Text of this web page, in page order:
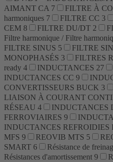
AIMANT CA 7 FILTRE À
harmoniques 7 FILTRE CC 3
CEM 8 FILTRE DU/DT 2
Filtre harmonique / Filtre
FILTRE SINUS 5 FILTRE
MONOPHASÉS 3 FILTRES
ready 4 INDUCTANCES 27
INDUCTANCES CC 9
CONVERTISSEURS BUCK 3
LIAISON À COURANT
RÉSEAU 4 INDUCTANCES
FERROVIAIRES 9
INDUCTANCES REFROIDIES
MFS 9 REOVIB MTS 5
SMART 6 Résistance de
Résistances d'amortissement 9